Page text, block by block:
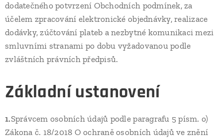
dodatečného potvrzení Obchodních podmínek, za
účelem zpracování elektronické objednávky, realizace
dodávky, zúčtování plateb a nezbytné komunikaci mezi
smluvními stranami po dobu vyžadovanou podle
zvláštních právních předpisů.
Základní ustanovení
1.Správcem osobních údajů podle paragrafu 5 písm. o)
Zákona č. 18/2018 O ochraně osobních údajů ve znění